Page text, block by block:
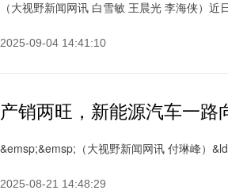
（大视野新闻网讯 白雪敏 王晨光 李海侠）
2025-09-04 14:41:10
产销两旺，新能源汽车一路
&emsp;&emsp;（大视野新闻网讯 付琳峰）
2025-08-21 14:48:29